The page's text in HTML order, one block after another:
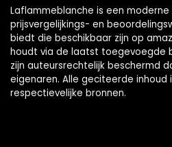
Laflammeblanche is een
prijsvergelijkings- en
biedt die beschikbaar zijn op
houdt via de laatst toegevoegde
zijn auteursrechtelijk beschermd
eigenaren. Alle geciteerde inhoud
respectievelijke bronnen.